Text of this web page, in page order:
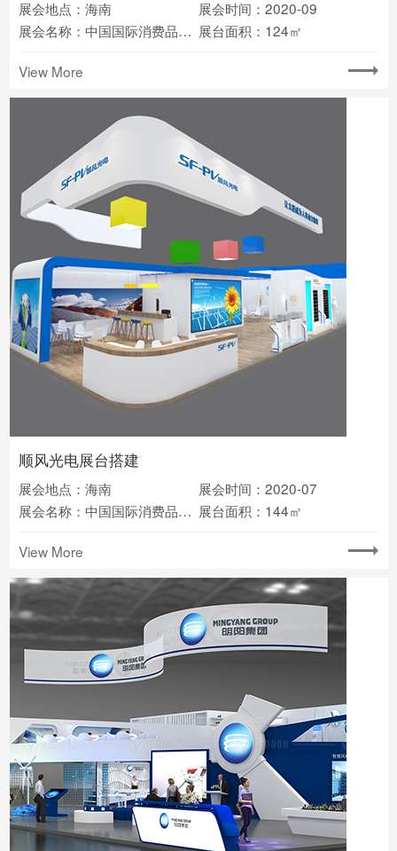
展会地点：海南
展会时间：2020-09
展会名称：中国国际消费品博览会 展台面积：124㎡
View More
顺风光电展台搭建
展会地点：海南
展会时间：2020-07
展会名称：中国国际消费品博览会 展台面积：144㎡
View More